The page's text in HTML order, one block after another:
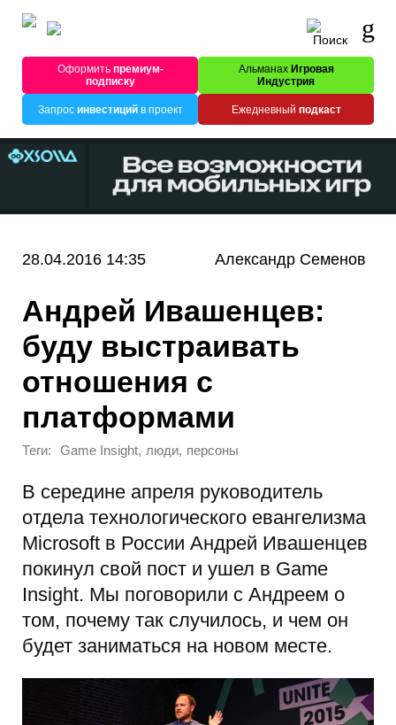
Оформитьпремиум-
подписку
Альманах Игровая
Индустрия
Запрос инвестицийв проект Ежедневный подкаст
28.04.2016 14:35 Александр Семенов
Андрей Ивашенцев:
буду выстраивать
отношения с
платформами
Теги: Game Insight, люди, персоны
В середине апреля руководитель
отдела технологического евангелизма
Microsoft в России Андрей Ивашенцев
покинул свой пост и ушел в Game
Insight. Мы поговорили с Андреем о
том, почему так случилось, и чем он
будет заниматься на новом месте.